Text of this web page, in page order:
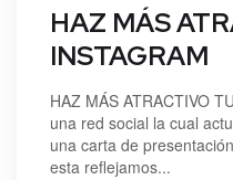
HAZ MÁS
INSTAGRAM
HAZ MÁS ATRACTIVO
una red social la cual
una carta de
esta reflejamos...